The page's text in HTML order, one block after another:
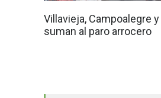
Villavieja, Campoalegre
suman al paro arrocero